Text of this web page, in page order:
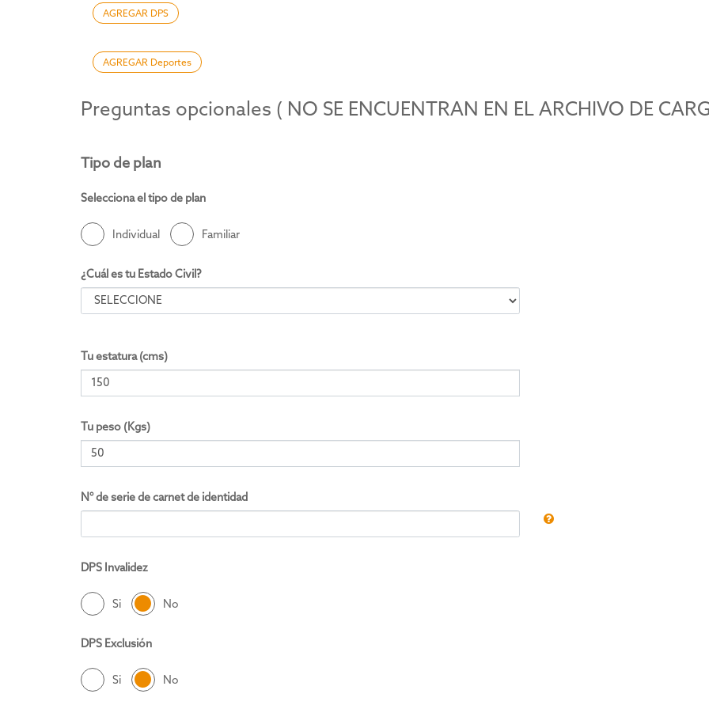
AGREGAR DPS
AGREGAR Deportes
Preguntas opcionales ( NO SE ENCUENTRAN EN EL ARCHIVO DE
Tipo de plan
Selecciona el tipo de plan
Individual Familiar
¿Cuál es tu Estado Civil?
Tu estatura (cms)
Tu peso (Kgs)
N° de serie de carnet de identidad
DPS Invalidez
Si No
DPS Exclusión
Si No